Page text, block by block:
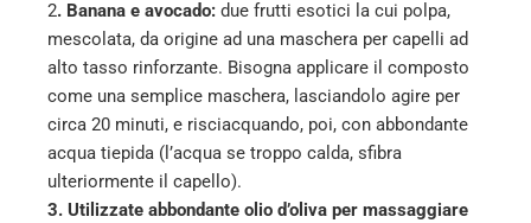
2. Banana e avocado: due frutti esotici la cui polpa,
mescolata, da origine ad una maschera per capelli ad
alto tasso rinforzante. Bisogna applicare il composto
come una semplice maschera, lasciandolo agire per
circa 20 minuti, e risciacquando, poi, con abbondante
acqua tiepida (l’acqua se troppo calda, sfibra
ulteriormente il capello).
3. Utilizzate abbondante olio d’oliva per massaggiare